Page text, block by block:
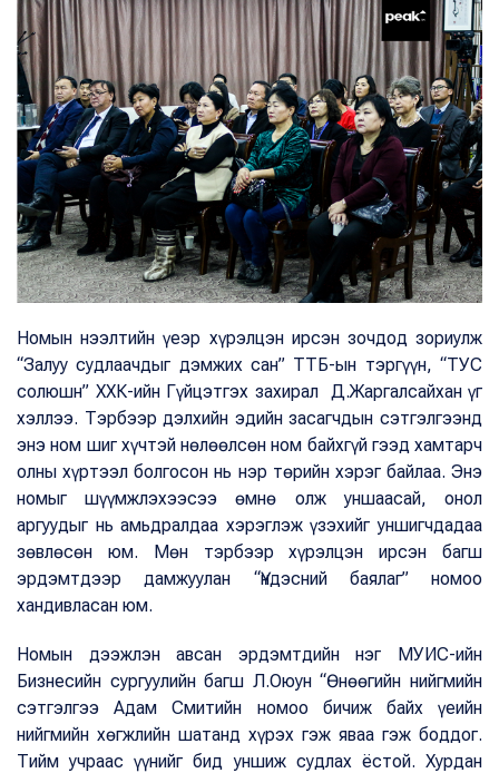
Номын нээлтийн үеэр хүрэлцэн ирсэн зочдод зориулж
“Залуу судлаачдыг дэмжих сан” ТТБ-ын тэргүүн, “ТУС
солюшн” ХХК-ийн Гүйцэтгэх захирал Д.Жаргалсайхан үг
хэллээ. Тэрбээр дэлхийн эдийн засагчдын сэтгэлгээнд
энэ ном шиг хүчтэй нөлөөлсөн ном байхгүй гээд хамтарч
олны хүртээл болгосон нь нэр төрийн хэрэг байлаа. Энэ
номыг шүүмжлэхээсээ өмнө олж уншаасай, онол
аргуудыг нь амьдралдаа хэрэглэж үзэхийг уншигчдадаа
зөвлөсөн юм. Мөн тэрбээр хүрэлцэн ирсэн багш
эрдэмтдээр дамжуулан “Үндэсний баялаг” номоо
хандивласан юм.
Номын дээжлэн авсан эрдэмтдийн нэг МУИС-ийн
Бизнесийн сургуулийн багш Л.Оюун “Өнөөгийн нийгмийн
сэтгэлгээ Адам Смитийн номоо бичиж байх үеийн
нийгмийн хөгжлийн шатанд хүрэх гэж яваа гэж боддог.
Тийм учраас үүнийг бид уншиж судлах ёстой. Хурдан